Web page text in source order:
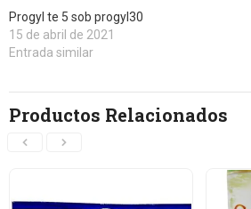
Progyl te 5 sob progyl30
15 de abril de 2021
Entrada similar
Productos Relacionados